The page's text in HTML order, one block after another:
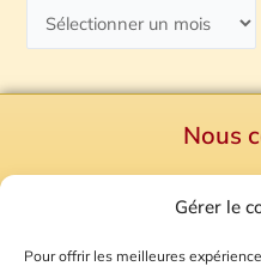
Gérer le
Pour offrir les meilleures
Nous
Mentions Légales